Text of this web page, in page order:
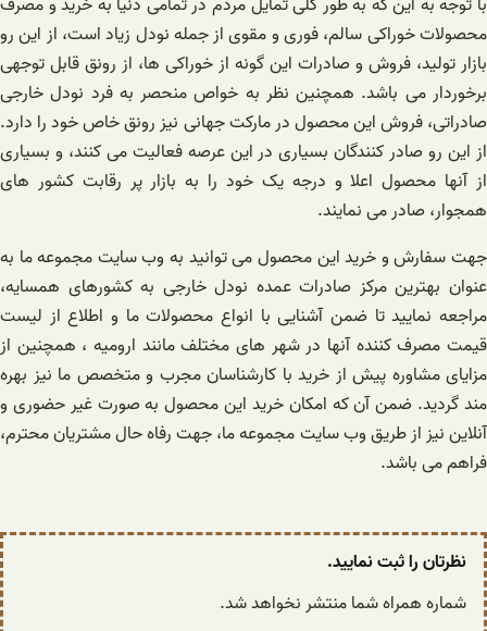
محصولات خوراکی سالم، فوری و مقوی از جمله نودل زیاد است، از این رو
بازار تولید، فروش و صادرات این گونه از خوراکی ها، از رونق قابل توجهی
برخوردار می باشد. همچنین نظر به خواص منحصر به فرد نودل خارجی
صادراتی، فروش این محصول در مارکت جهانی نیز رونق خاص خود را دارد.
از این رو صادر کنندگان بسیاری در این عرصه فعالیت می کنند، و بسیاری
از آنها محصول اعلا و درجه یک خود را به بازار پر رقابت کشور های
همجوار، صادر می نمایند.
جهت سفارش و خرید این محصول می توانید به وب سایت مجموعه ما به
عنوان بهترین مرکز صادرات عمده نودل خارجی به کشورهای همسایه،
مراجعه نمایید تا ضمن آشنایی با انواع محصولات ما و اطلاع از لیست
قیمت مصرف کننده آنها در شهر های مختلف مانند ارومیه ، همچنین از
مزایای مشاوره پیش از خرید با کارشناسان مجرب و متخصص ما نیز بهره‌
مند گردید. ضمن آن که امکان خرید این محصول به صورت غیر حضوری و
آنلاین نیز از طریق وب سایت مجموعه ما، جهت رفاه حال مشتریان محترم،
فراهم می باشد.
نظرتان را ثبت نمایید.
شماره همراه شما منتشر نخواهد شد.